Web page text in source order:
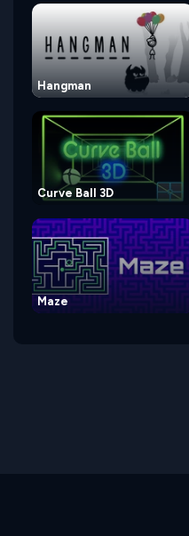
Hangman
Curve Ball 3D
Maze